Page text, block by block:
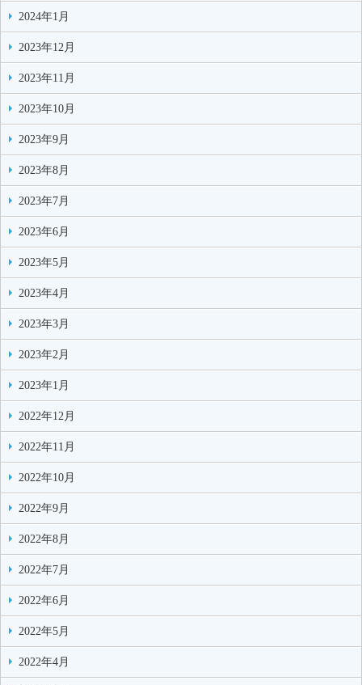
2024年1月
2023年12月
2023年11月
2023年10月
2023年9月
2023年8月
2023年7月
2023年6月
2023年5月
2023年4月
2023年3月
2023年2月
2023年1月
2022年12月
2022年11月
2022年10月
2022年9月
2022年8月
2022年7月
2022年6月
2022年5月
2022年4月